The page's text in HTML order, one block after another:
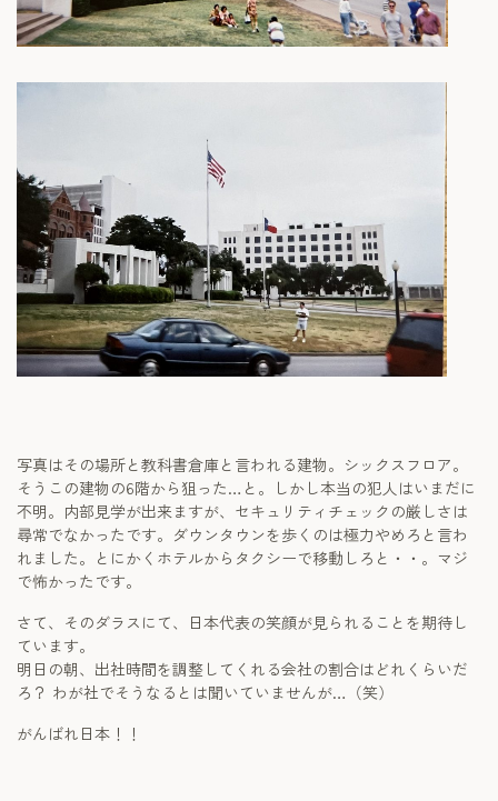
写真はその場所と教科書倉庫と言われる建物。シックスフロア。
そうこの建物の6階から狙った…と。しかし本当の犯人はいまだに
不明。内部見学が出来ますが、セキュリティチェックの厳しさは
尋常でなかったです。ダウンタウンを歩くのは極力やめろと言わ
れました。とにかくホテルからタクシーで移動しろと・・。マジ
で怖かったです。
さて、そのダラスにて、日本代表の笑顔が見られることを期待し
ています。
明日の朝、出社時間を調整してくれる会社の割合はどれくらいだ
ろ？ わが社でそうなるとは聞いていませんが…（笑）
がんばれ日本！！